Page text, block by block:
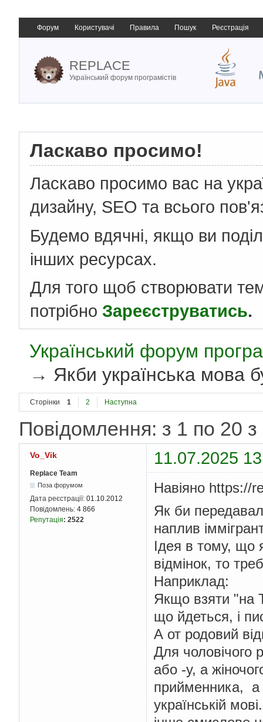
Форум Користувачі Правила Пошук Реєстрація
REPLACE
Український форум програмістів
Ласкаво просимо!
Ласкаво просимо вас на
дизайну, SEO та всього
Будемо вдячні, якщо ви
інших ресурсах.
Для того щоб створювати
потрібно Зареєструватись.
Український форум
→ Якби українська мова
Сторінки 1 2 Наступна
Повідомлення: з 1 по 20 з
Vo_Vik 11.07.2025
Replace Team
Поза форумом
Дата реєстрації: 01.10.2012
Повідомлень: 4 866
Репутація: 2522
Навіяно https://
Як би
наплив
Ідея в тому, що
відмінок, то
Наприклад:
Якщо взяти "на
що йдеться, і
А от родовий
Для чоловічого
або -у, а
прийменника, а
українській